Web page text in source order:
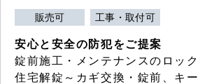
販売可 工事・取付可
安心と安全の防犯をご提案
錠前施工・メンテナンスのロック
住宅解錠～カギ交換・錠前、キ